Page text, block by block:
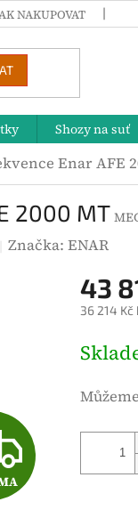
NAKUPOVAT
Shozy na suť
Enar AFE
2000 MT
Značka:ENAR
Z
43
36 214 Kč
ě
á
e